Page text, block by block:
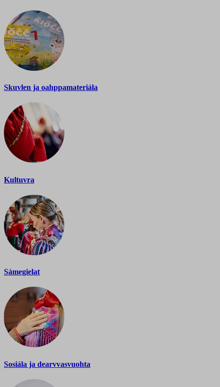
Skuvlen ja oahppamateriála
Kultuvra
Sámegielat
Sosiála ja dearvvasvuohta